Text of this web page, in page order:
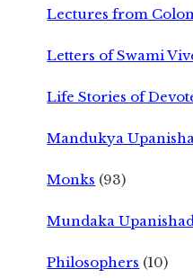
Lectures from
Letters of Swami
Life Stories of
Mandukya
Monks (93)
Mundaka Upanishad
Philosophers (10)